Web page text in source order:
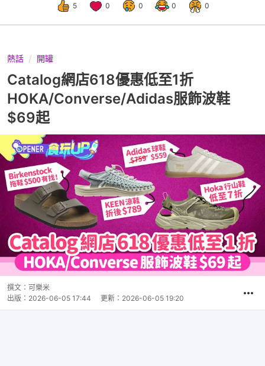
5 0 0 0 0
熱話 開罐
Catalog網店618優惠低至1折
HOKA/Converse/Adidas服飾波鞋
$69起
撰文： 可樂米
出版： 2026-06-05 17:44 更新： 2026-06-05 19:20